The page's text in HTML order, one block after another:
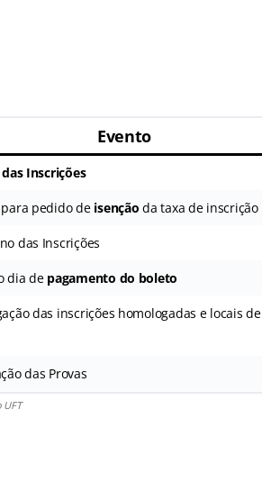
Evento
Inscrições
para pedido de isençãoda taxa de inscrição
das Inscrições
dia de pagamento do boleto
das inscrições homologadas e locais de
das Provas
UFT